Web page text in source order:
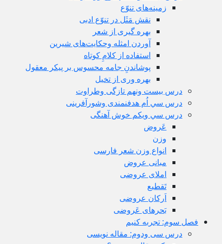
زمینه‌های تنوّع
نقش مَثَل در تنوّع ادبی
بهره گیری از شعر
آوردن امثله وحکایت‌های شیرین
استفاده از کلامِ کوتاه
پوشاندنِ جامه محسوس بر پیکر معقول
بهره وری از تخیل
درس بيست ونهم تازگی وطراوت
درس سي اُم هدفنمندی وشورآفرینی
درس سي ويكم خوش آهنگی
عَروض
وزن
انواع وزن شعر فارسی
مبانی عروض
املای عروضی
تَقطیع
اَرکان عروضی
بَحرهای عَروضی
فصل سوم: تجربه کنیم
درس سى ودوم: مقاله نویسی